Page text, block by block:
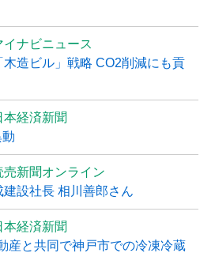
イナビニュース
造ビル」戦略 CO2削減にも貢
本経済新聞
売新聞オンライン
建設社長 相川善郎さん
本経済新聞
産と共同で神戸市での冷凍冷蔵